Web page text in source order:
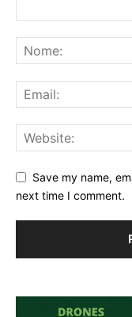
Save my name,
next time I comment.